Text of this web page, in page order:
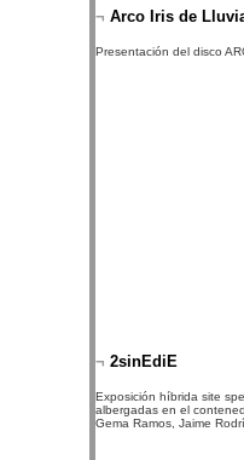
¬ Arco Iris de
Presentación del disco
¬ 2sinEdiE
Exposición híbrida site
albergadas en el
Gema Ramos, Jaime